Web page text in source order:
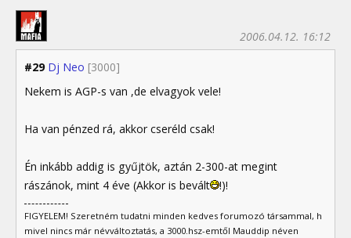
#29 Dj Neo [3000]
2006.04.12. 16:12
Nekem is AGP-s van ,de elvagyok vele!
Ha van pénzed rá, akkor cseréld csak!
Én inkább addig is gyűjtök, aztán 2-300-at megint
rászánok, mint 4 éve (Akkor is bevált
!)!
FIGYELEM! Szeretném tudatni minden kedves forumozó társammal, h
mivel nincs már névváltoztatás, a 3000.hsz-emtől Mauddip néven